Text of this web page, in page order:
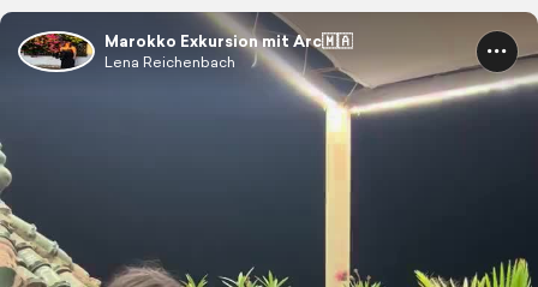
Marokko Exkursion mit Arc🇲🇦
Lena Reichenbach